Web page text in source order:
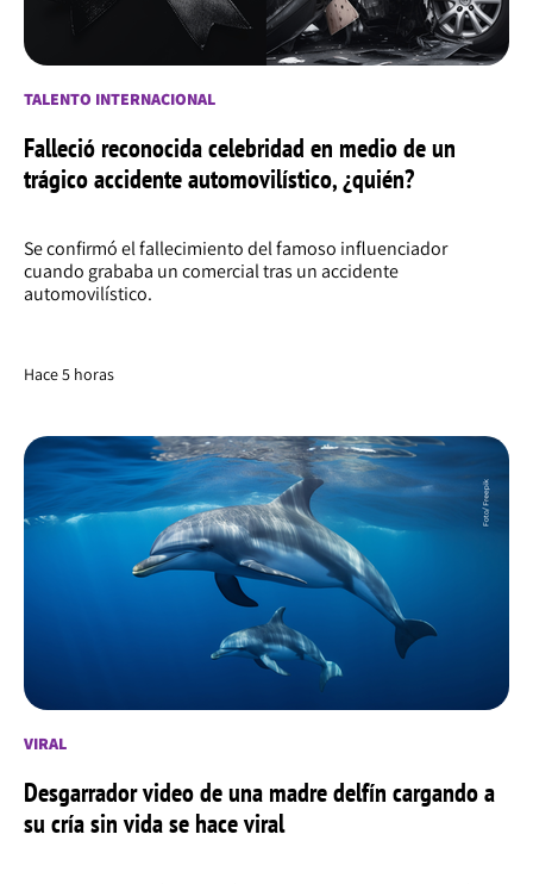
TALENTO INTERNACIONAL
Falleció reconocida celebridad en medio de un
trágico accidente automovilístico, ¿quién?
Se confirmó el fallecimiento del famoso influenciador
cuando grababa un comercial tras un accidente
automovilístico.
Hace 5 horas
VIRAL
Desgarrador video de una madre delfín cargando a
su cría sin vida se hace viral